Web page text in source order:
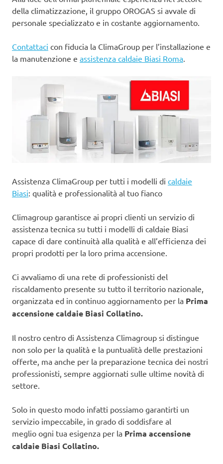
della climatizzazione, il gruppo OROGAS si avvale di
personale specializzato e in costante aggiornamento.
Contattaci con fiducia la ClimaGroup per l’installazione e
la manutenzione e assistenza caldaie Biasi Roma.
Assistenza ClimaGroup per tutti i modelli di caldaie
Biasi: qualità e professionalità al tuo fianco
Climagroup garantisce ai propri clienti un servizio di
assistenza tecnica su tutti i modelli di caldaie Biasi
capace di dare continuità alla qualità e all’efficienza dei
propri prodotti per la loro prima accensione.
Ci avvaliamo di una rete di professionisti del
riscaldamento presente su tutto il territorio nazionale,
organizzata ed in continuo aggiornamento per la Prima
accensione caldaie Biasi Collatino.
Il nostro centro di Assistenza Climagroup si distingue
non solo per la qualità e la puntualità delle prestazioni
offerte, ma anche per la preparazione tecnica dei nostri
professionisti, sempre aggiornati sulle ultime novità di
settore.
Solo in questo modo infatti possiamo garantirti un
servizio impeccabile, in grado di soddisfare al
meglio ogni tua esigenza per la Prima accensione
caldaie Biasi Collatino.